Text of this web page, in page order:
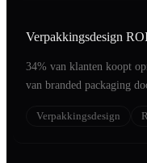
Verpakkingsdesign
34% van klanten koopt
van branded packaging
Verpakkingsdesign